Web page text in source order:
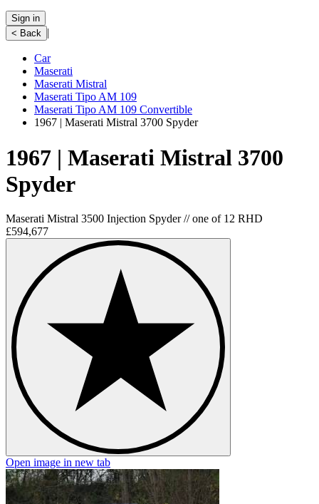
Sign in
< Back |
Car
Maserati
Maserati Mistral
Maserati Tipo AM 109
Maserati Tipo AM 109 Convertible
1967 | Maserati Mistral 3700 Spyder
1967 | Maserati Mistral 3700
Spyder
Maserati Mistral 3500 Injection Spyder // one of 12 RHD
£594,677
Open image in new tab